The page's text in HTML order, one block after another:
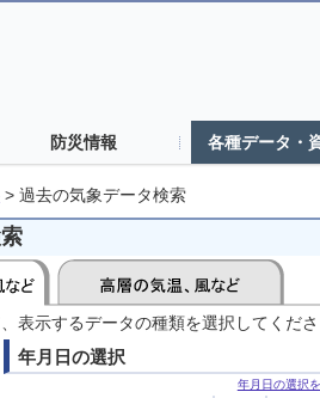
防災情報 各種データ・
> 過去の気象データ検索
表示するデータの種類を選択してくだ
年月日の選択
年月日の選択